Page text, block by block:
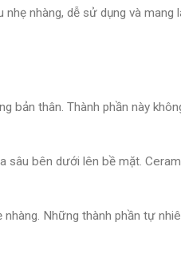
nhàng, dễ sử dụng và mang
bản thân. Thành phần này
bên dưới lên bề mặt.
Những thành phần tự